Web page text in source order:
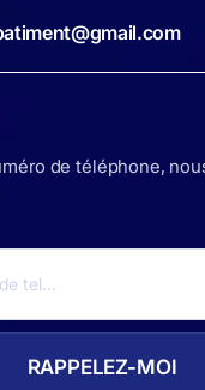
de téléphone,